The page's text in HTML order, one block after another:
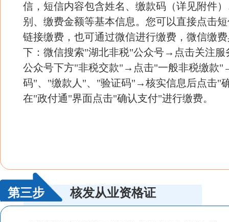
信，短信内容包含姓名、缴款码（详见附件
别、缴费金额等基本信息。您可以直接点击
链接缴费，也可通过微信进行缴费，微信缴
下：微信搜索"湖北非税"公众号→点击关注
公众号下方"非税交款"→点击"一般非税缴款
码"、"缴款人"、"验证码"→核实信息后点击"
在"政付通"界面点击"确认支付"进行缴费。
第三步 核发从业资格证